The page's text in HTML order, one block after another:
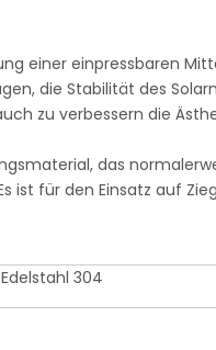
einer einpressbaren
die Stabilität des
zu verbessern die
das
ist für den Einsatz auf
304